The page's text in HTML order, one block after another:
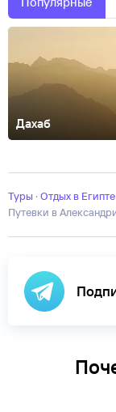
Дахаб
Туры · Отдых в Египте
Путевки в